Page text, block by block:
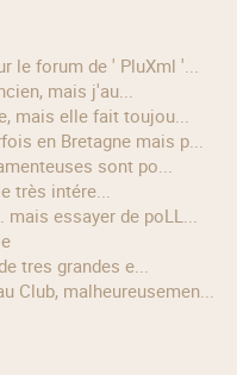
le forum de ' PluXml '...
mais j'au...
mais elle fait toujou...
en Bretagne mais p...
sont po...
très intére...
essayer de poLL...
tres grandes e...
Club, malheureusemen...